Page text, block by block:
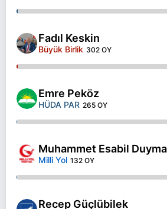
Fadıl Keskin
Büyük Birlik 302 OY
Emre Peköz
HÜDA PAR 265 OY
Muhammet Esabil
Milli Yol 132 OY
Recep Güçlübilek